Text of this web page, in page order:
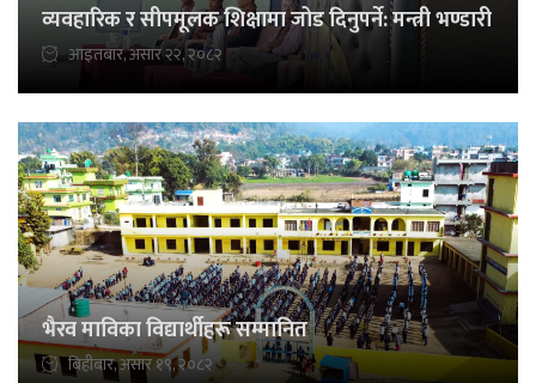
व्यवहारिक र सीपमूलक शिक्षामा जोड दिनुपर्ने: मन्त्री भण्डारी
आइतबार, असार २२, २०८२
भैरव माविका विद्यार्थीहरू सम्मानित
बिहीबार, असार १९, २०८२